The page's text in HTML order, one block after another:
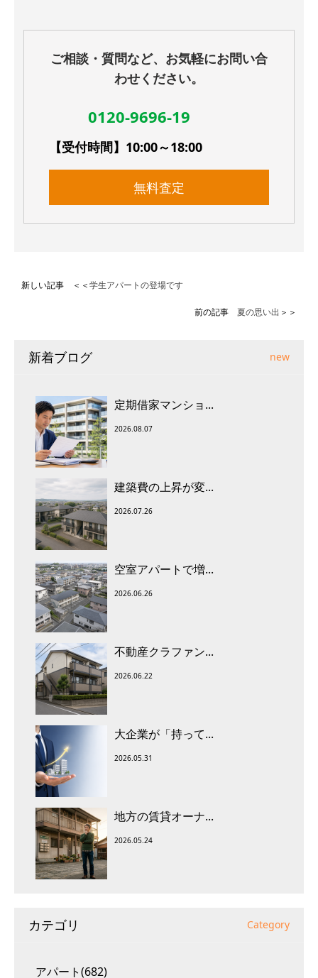
ご相談・質問など、お気軽にお問い合
わせください。
0120-9696-19
【受付時間】10:00～18:00
無料査定
新しい記事 ＜＜学生アパートの登場です
前の記事 夏の思い出 ＞＞
新着ブログ new
定期借家マンショ...
2026.08.07
建築費の上昇が変...
2026.07.26
空室アパートで増...
2026.06.26
不動産クラファン...
2026.06.22
大企業が「持って...
2026.05.31
地方の賃貸オーナ...
2026.05.24
カテゴリ Category
アパート(682)